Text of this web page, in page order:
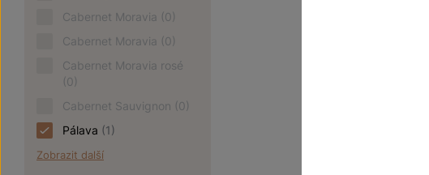
Cabernet Moravia (0)
Cabernet Moravia (0)
Cabernet Moravia rosé
(0)
Cabernet Sauvignon (0)
Pálava (1)
Zobrazit další